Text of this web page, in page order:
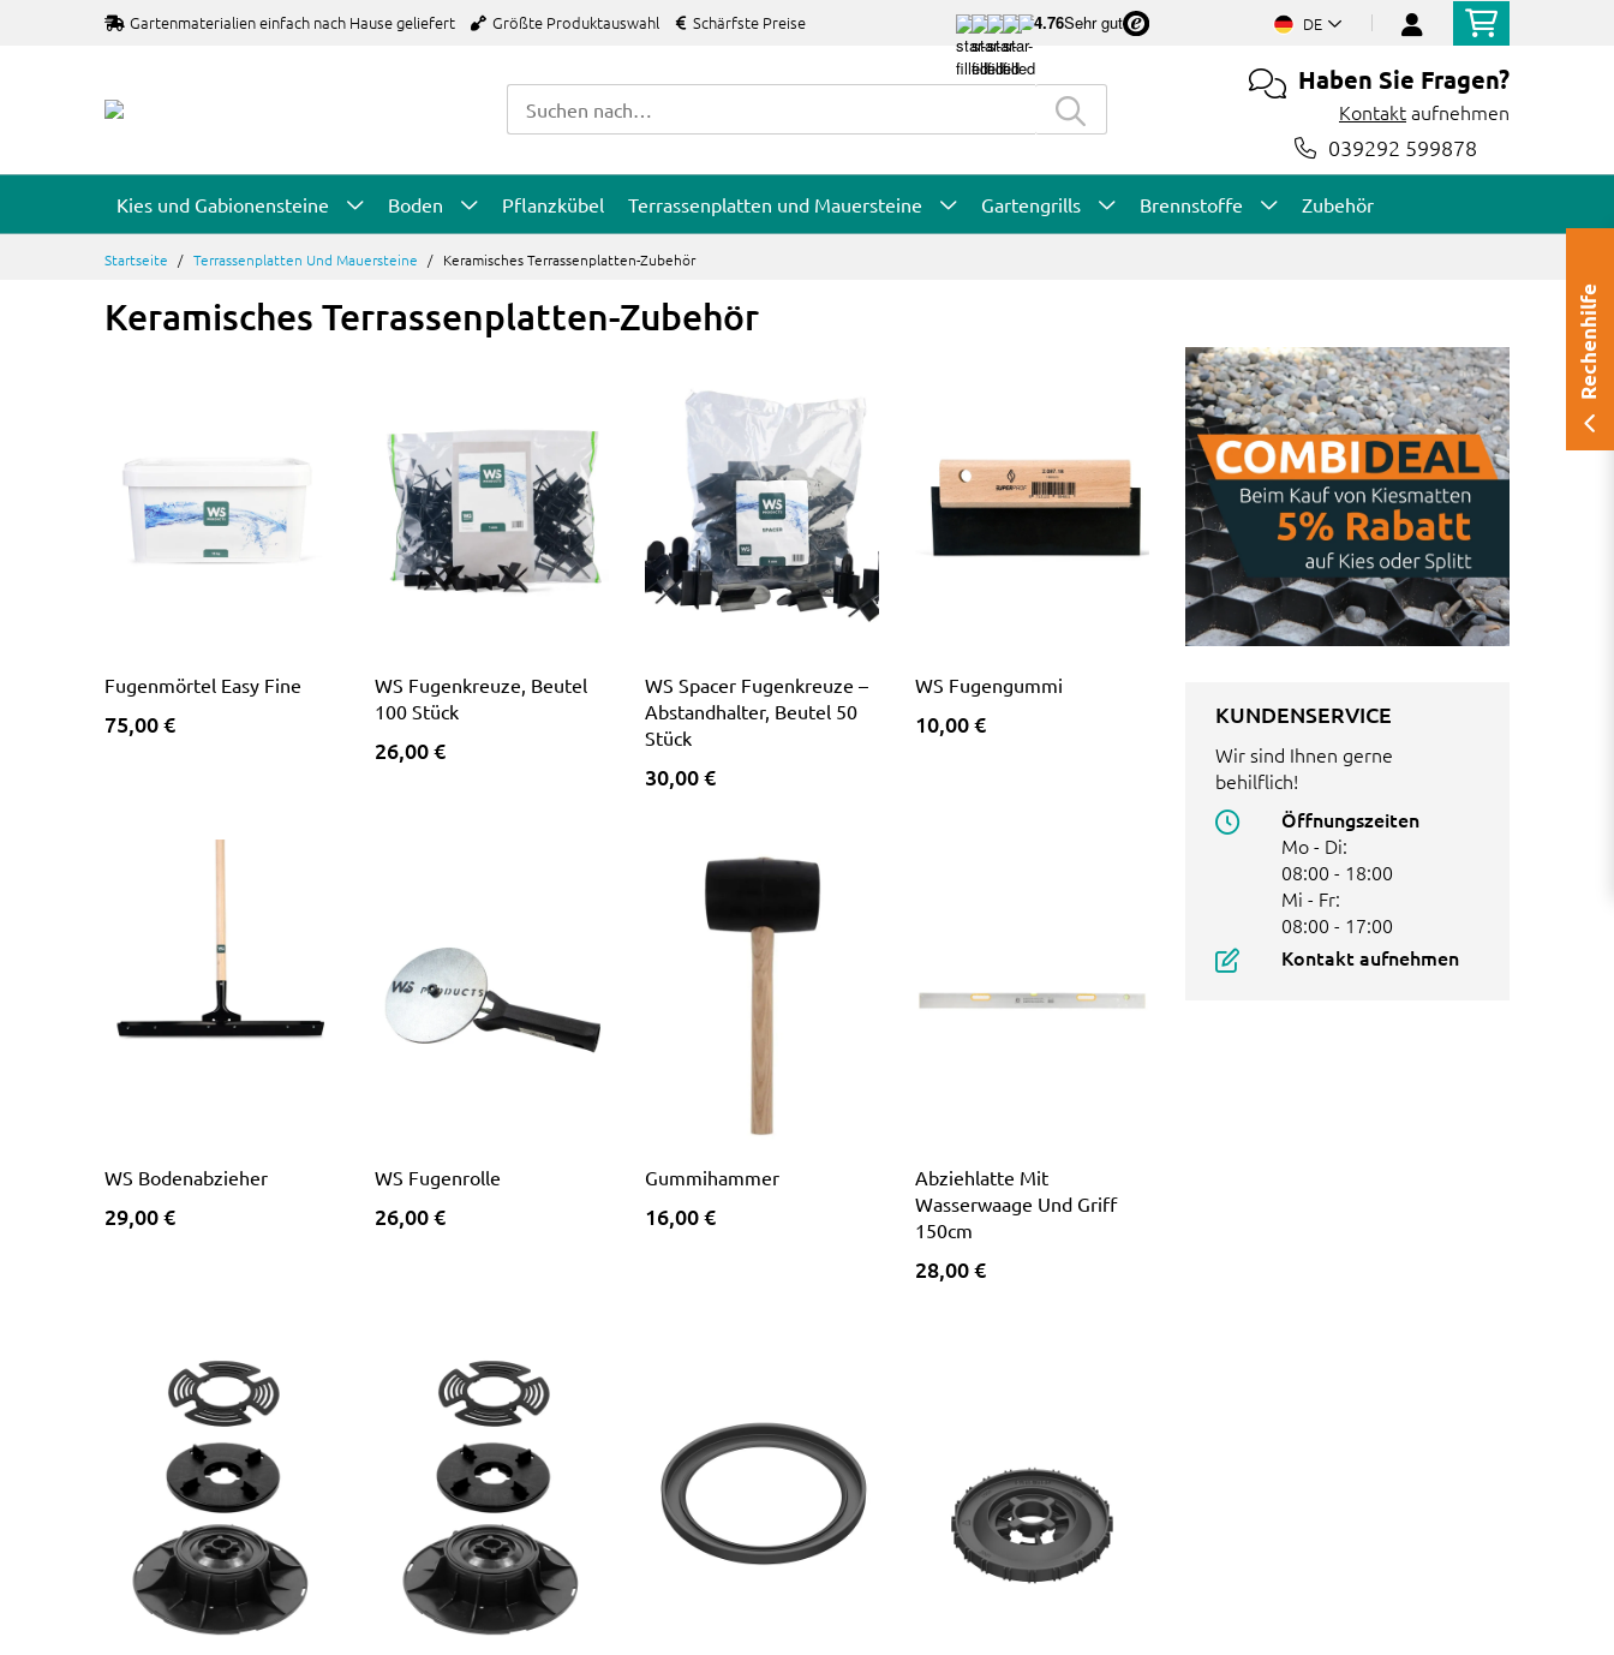
Gartenmaterialien einfach nach Hause geliefert Größte Produktauswahl Schärfste Preise 4.76Sehr gut DE
Haben Sie Fragen?
Kontaktaufnehmen
039292 599878
Kies und Gabionensteine Boden Pflanzkübel Terrassenplatten und Mauersteine Gartengrills Brennstoffe Zubehör
Startseite Terrassenplatten Und Mauersteine Keramisches Terrassenplatten-Zubehör
Keramisches Terrassenplatten-Zubehör
Fugenmörtel Easy Fine
75,00 €
WS Fugenkreuze, Beutel
100 Stück
26,00 €
WS Spacer Fugenkreuze –
Abstandhalter, Beutel 50
Stück
30,00 €
WS Fugengummi
10,00 €
WS Bodenabzieher
29,00 €
WS Fugenrolle
26,00 €
Gummihammer
16,00 €
Abziehlatte Mit
Wasserwaage Und Griff
150cm
28,00 €
KUNDENSERVICE
Wir sind Ihnen gerne
behilflich!
Öffnungszeiten
Mo - Di:
08:00 - 18:00
Mi - Fr:
08:00 - 17:00
Kontakt aufnehmen
Rechenhilfe